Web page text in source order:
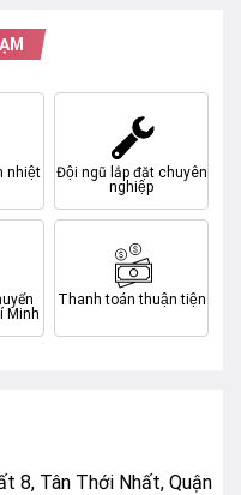
ảnh thông minh
hiển thị dải màu rộng
tái tạo hàng tỷ màu
chân thực hơn.
nhiệt
Đội ngũ lắp đặt chuyên
nghiệp
Minh
Thanh toán thuận tiện
8, Tân Thới Nhất, Quận